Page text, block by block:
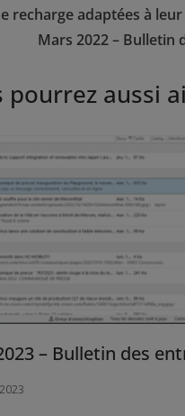
recharge adaptées à
Mars 2022 – Bulletin
pourrez aussi
– Bulletin des